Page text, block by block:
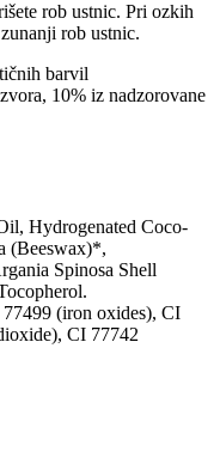
rob ustnic. Pri ozkih
rob ustnic.
barvil
10% iz nadzorovane
Hydrogenated Coco-
(Beeswax)*,
Spinosa Shell
(iron oxides), CI
CI 77742